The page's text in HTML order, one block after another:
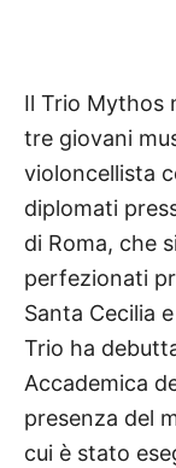
Il Trio Mythos
tre giovani
violoncellista
diplomati
di Roma, che
perfezionati
Santa Cecilia
Trio ha
Accademica
presenza del
cui è stato